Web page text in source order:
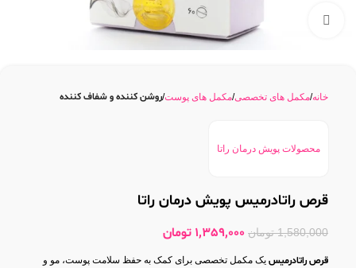
بزرگنمایی تصویر
خانه مکمل های تخصصی مکمل های پوست روشن کننده و شفاف کننده
محصولات پویش درمان راتا
قرص راتادرمیس پویش درمان راتا
1,580,000 تومان 1,359,000 تومان
قرص راتادرمیس یک مکمل تخصصی برای کمک به حفظ سلامت پوست، مو و